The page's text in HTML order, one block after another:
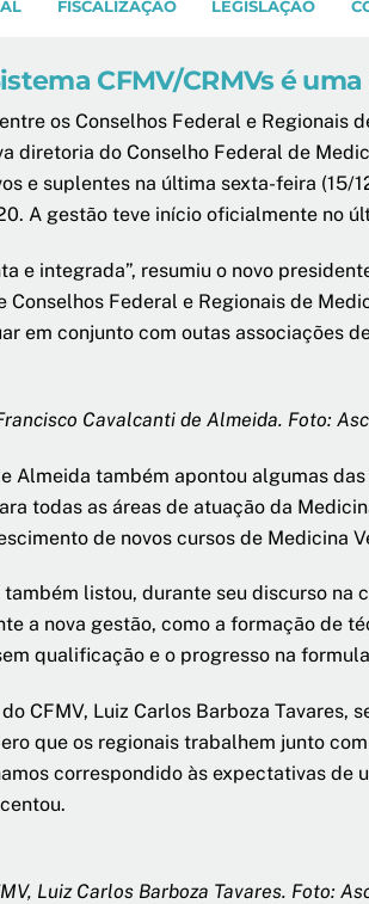
FISCALIZAÇÃO LEGISLAÇÃO
CFMV/CRMVs é
os Conselhos Federal e Regionais
diretoria do Conselho Federal de
e suplentes na última sexta-feira (15/
A gestão teve início oficialmente no
e integrada”, resumiu o novo
Conselhos Federal e Regionais de
em conjunto com outas associações
Cavalcanti de Almeida. Foto:
Almeida também apontou algumas
todas as áreas de atuação da
de novos cursos de Medicina
listou, durante seu discurso
a nova gestão, como a formação de
qualificação e o progresso na
CFMV, Luiz Carlos Barboza
que os regionais trabalhem junto
correspondido às expectativas de
Luiz Carlos Barboza Tavares. Foto: